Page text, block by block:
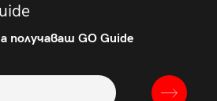
получаваш GO Guide